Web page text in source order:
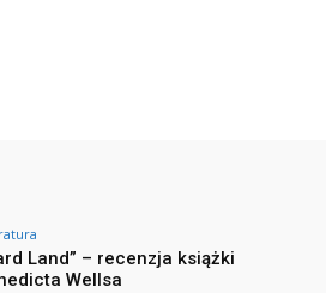
Land” – recenzja książki
Wellsa